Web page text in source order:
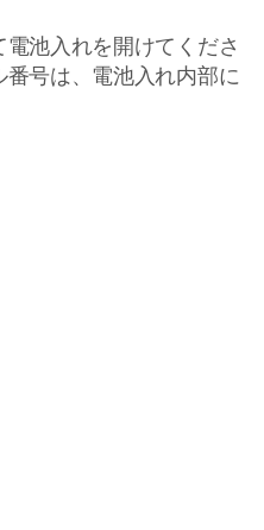
池入れを開けてくださ
号は、電池入れ内部に